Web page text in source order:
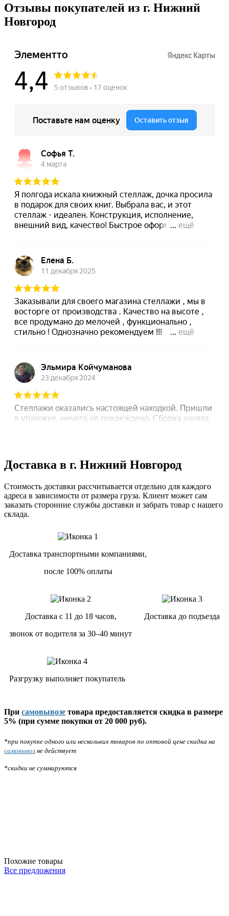
Отзывы покупателей из г. Нижний
Новгород
Доставка в г. Нижний Новгород
Стоимость доставки рассчитывается отдельно для каждого
адреса в зависимости от размера груза. Клиент может сам
заказать сторонние службы доставки и забрать товар с нашего
склада.
Доставка транспортными компаниями,
после 100% оплаты
Доставка с 11 до 18 часов,
звонок от водителя за 30–40 минут
Доставка до подъезда
Разгрузку выполняет покупатель
При самовывозе товара предоставляется скидка в размере
5% (при сумме покупки от 20 000 руб).
*при покупке одного или нескольких товаров по оптовой цене скидка на
самовывоз не действует
*скидки не суммируются
Похожие товары
Все предложения